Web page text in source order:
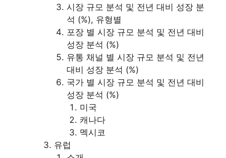
시장 규모 분석 및 전년 대비 성장 분
석 (%), 유형별
포장 별 시장 규모 분석 및 전년 대비
성장 분석 (%)
유통 채널 별 시장 규모 분석 및 전년
대비 성장 분석 (%)
국가 별 시장 규모 분석 및 전년 대비
성장 분석 (%)
미국
캐나다
멕시코
유럽